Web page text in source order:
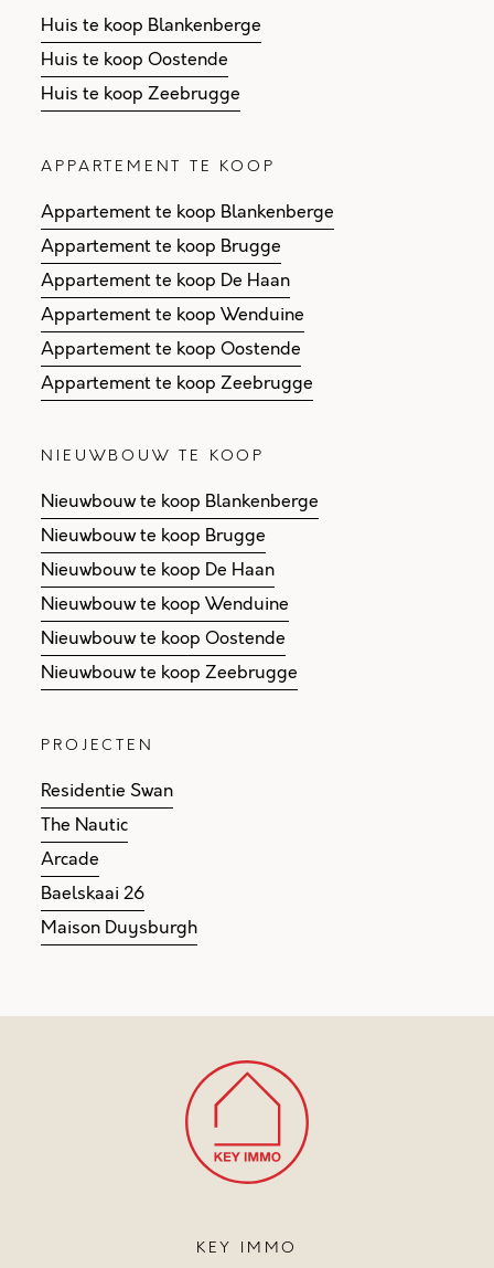
Huis te koop Blankenberge
Huis te koop Oostende
Huis te koop Zeebrugge
APPARTEMENT TE KOOP
Appartement te koop Blankenberge
Appartement te koop Brugge
Appartement te koop De Haan
Appartement te koop Wenduine
Appartement te koop Oostende
Appartement te koop Zeebrugge
NIEUWBOUW TE KOOP
Nieuwbouw te koop Blankenberge
Nieuwbouw te koop Brugge
Nieuwbouw te koop De Haan
Nieuwbouw te koop Wenduine
Nieuwbouw te koop Oostende
Nieuwbouw te koop Zeebrugge
PROJECTEN
Residentie Swan
The Nautic
Arcade
Baelskaai 26
Maison Duysburgh
KEY IMMO